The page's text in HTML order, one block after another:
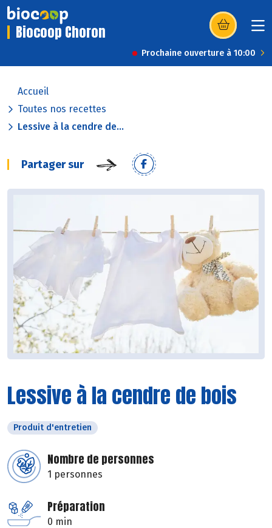
Biocoop Choron (s’ouvre dans
Prochaine ouverture à 10:00
Accueil
Toutes nos recettes
Lessive à la cendre de...
Partager sur
Lessive à la cendre de bois
Produit d'entretien
Nombre de personnes
1 personnes
Préparation
0 min